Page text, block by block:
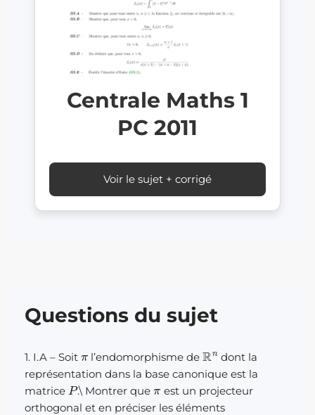
Centrale Maths 1
PC 2011
Voir le sujet + corrigé
Questions du sujet
1. I.A – Soit l’endomorphisme de
Rn
dont la
représentation dans la base canonique est la
matrice
P
.\ Montrer que
π
est un projecteur
orthogonal et en préciser les éléments